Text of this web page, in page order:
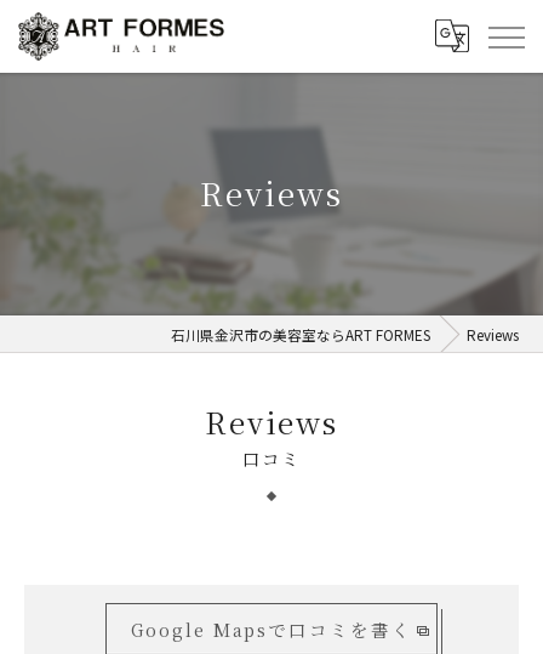
Reviews
石川県金沢市の美容室ならART FORMES Reviews
Reviews
口コミ
Google Mapsで口コミを書く